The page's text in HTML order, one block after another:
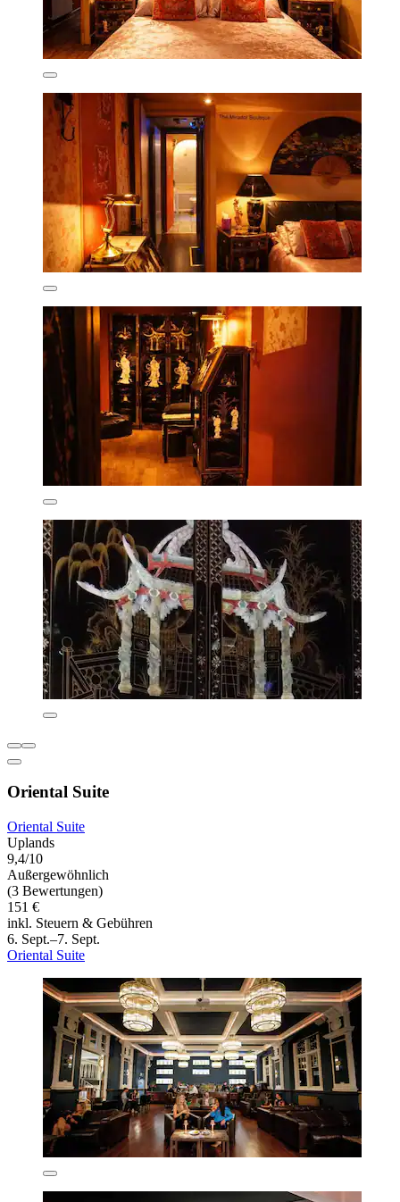
Oriental Suite
Oriental Suite
Uplands
9,4/10
Außergewöhnlich
(3 Bewertungen)
151 €
inkl. Steuern & Gebühren
6. Sept.–7. Sept.
Oriental Suite